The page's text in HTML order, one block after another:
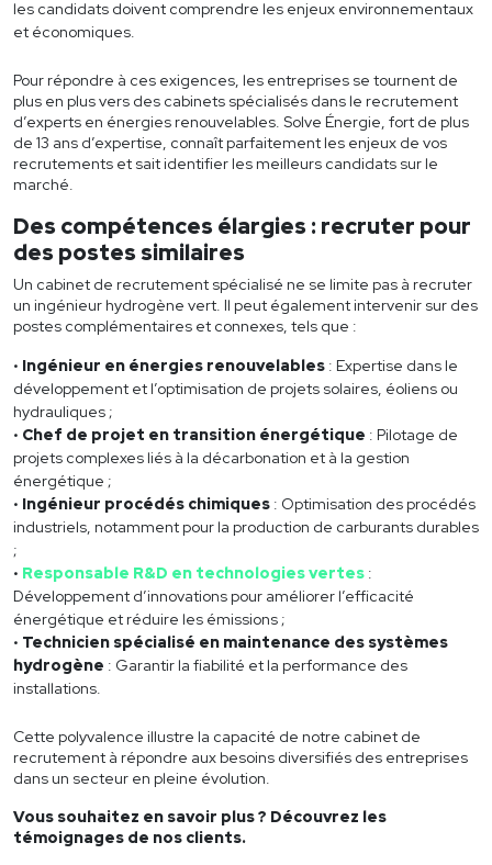
les candidats doivent comprendre les enjeux environnementaux
et économiques.
Pour répondre à ces exigences, les entreprises se tournent de
plus en plus vers des cabinets spécialisés dans le recrutement
d’experts en énergies renouvelables. Solve Énergie, fort de plus
de 13 ans d’expertise, connaît parfaitement les enjeux de vos
recrutements et sait identifier les meilleurs candidats sur le
marché.
Des compétences élargies : recruter pour
des postes similaires
Un cabinet de recrutement spécialisé ne se limite pas à recruter
un ingénieur hydrogène vert. Il peut également intervenir sur des
postes complémentaires et connexes, tels que :
Ingénieur en énergies renouvelables : Expertise dans le
développement et l’optimisation de projets solaires, éoliens ou
hydrauliques ;
Chef de projet en transition énergétique : Pilotage de
projets complexes liés à la décarbonation et à la gestion
énergétique ;
Ingénieur procédés chimiques : Optimisation des procédés
industriels, notamment pour la production de carburants durables
;
Responsable R&D en technologies vertes :
Développement d’innovations pour améliorer l’efficacité
énergétique et réduire les émissions ;
Technicien spécialisé en maintenance des systèmes
hydrogène : Garantir la fiabilité et la performance des
installations.
Cette polyvalence illustre la capacité de notre cabinet de
recrutement à répondre aux besoins diversifiés des entreprises
dans un secteur en pleine évolution.
Vous souhaitez en savoir plus ? Découvrez les
témoignages de nos clients.